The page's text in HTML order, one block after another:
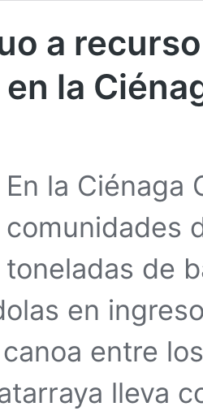
a
la
En la Ciénaga
comunidades
toneladas de
en
entre
lleva